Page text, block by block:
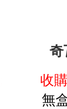
收
無